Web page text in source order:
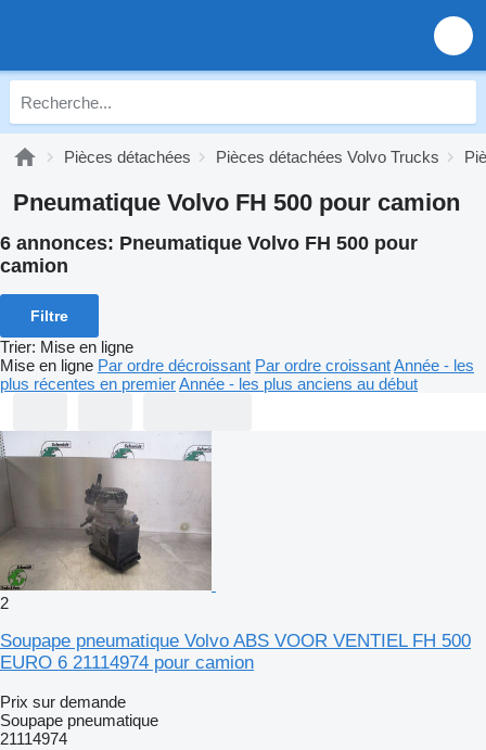
Pièces détachées Pièces détachées Volvo Trucks
Pneumatique Volvo FH 500 pour camion
6 annonces: Pneumatique Volvo FH 500 pour
camion
Filtre
Trier: Mise en ligne
Mise en ligne Par ordre décroissant Par ordre croissantAnnée - les
plus récentes en premierAnnée - les plus anciens au début
2
Soupape pneumatique Volvo ABS VOOR VENTIEL FH 500
EURO 6 21114974 pour camion
Prix sur demande
Soupape pneumatique
21114974